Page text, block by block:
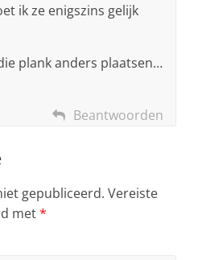
ik ze enigszins gelijk
plank anders plaatsen…
Beantwoorden
gepubliceerd. Vereiste
met*